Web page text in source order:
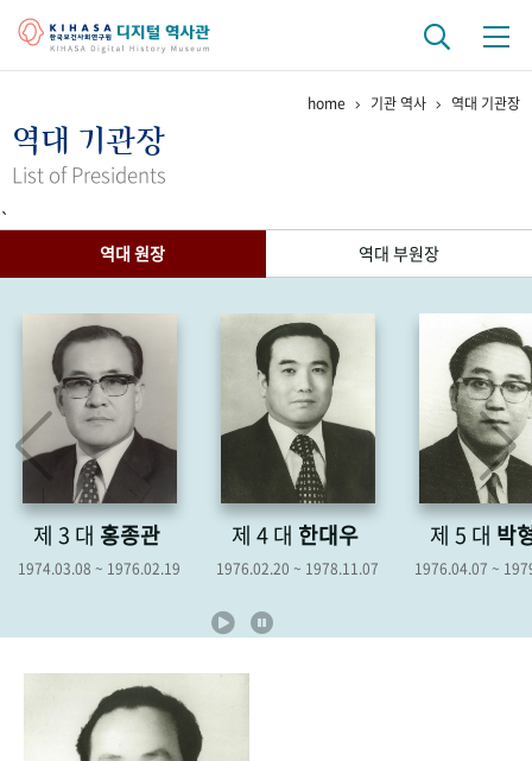
걸어온 길 기관 변천사
연구 역사
정책과 연구 키워드로 보는 연구 역사
연구자들
기록물 아카이브
사진 아카이브 문서 기록물 행정박물 영상 기록물
50+1주년 기념
성과 50선 숫자로 보는 50년 50 +1주년 광장
세계와 함께 한 KIHASA
home 기관 역사 역대 기관장
역대 기관장
List of Presidents
`
역대 원장
역대 부원장
홍종관
~ 1976.02.19
한대우
1976.02.20 ~ 1978.11.07
박형종
1976.04.07 ~ 1979.04.06